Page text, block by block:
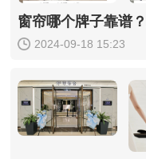
窗帘哪个牌子靠谱
2024-09-18 15:23